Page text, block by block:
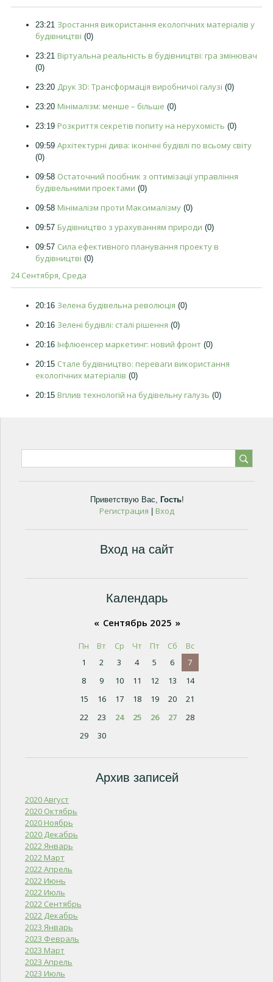
23:21 Зростання використання екологічних матеріалів у
будівництві (0)
23:21 Віртуальна реальність в будівництві: гра змінювач
(0)
23:20 Друк 3D: Трансформація виробничої галузі (0)
23:20 Мінімалізм: менше – більше (0)
23:19 Розкриття секретів попиту на нерухомість (0)
09:59 Архітектурні дива: іконічні будівлі по всьому світу
(0)
09:58 Остаточний посібник з оптимізації управління
будівельними проектами (0)
09:58 Мінімалізм проти Максималізму (0)
09:57 Будівництво з урахуванням природи (0)
09:57 Сила ефективного планування проекту в
будівництві (0)
24 Сентября, Среда
20:16 Зелена будівельна революція (0)
20:16 Зелені будівлі: сталі рішення (0)
20:16 Інфлюенсер маркетинг: новий фронт (0)
20:15 Стале будівництво: переваги використання
екологічних матеріалів (0)
20:15 Вплив технологій на будівельну галузь (0)
Приветствую Вас, Гость!
Регистрация Вход
Вход на сайт
Календарь
« Сентябрь 2025 »
Пн Вт Ср Чт Пт Сб
Вс
1
2 3 4 5 6
7
8
9 10 11 12 13
14
15
16 17 18 19 20
21
22
23 24 25 26 27
28
29
30
Архив записей
2020 Август
2020 Октябрь
2020 Ноябрь
2020 Декабрь
2022 Январь
2022 Март
2022 Апрель
2022 Июнь
2022 Июль
2022 Сентябрь
2022 Декабрь
2023 Январь
2023 Февраль
2023 Март
2023 Апрель
2023 Июль